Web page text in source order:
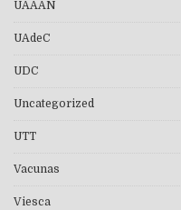
UAAAN
UAdeC
UDC
Uncategorized
UTT
Vacunas
Viesca